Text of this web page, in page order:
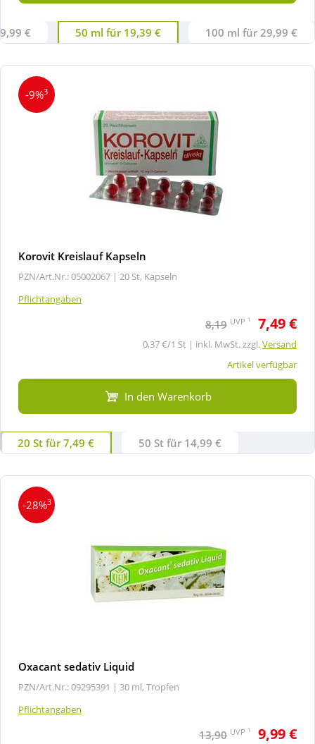
€ 50 ml für 19,39 € 100 ml für 29,99 €
-9%3
Korovit Kreislauf Kapseln
PZN/Art.Nr.: 05002067 | 20 St, Kapseln
Pflichtangaben
8,19 UVP 1 7,49 €
0,37 €/1 St | inkl. MwSt. zzgl.Versand
Artikel verfügbar
In den Warenkorb
20 St für 7,49 € 50 St für 14,99 €
-28%3
Oxacant sedativ Liquid
PZN/Art.Nr.: 09295391 | 30 ml, Tropfen
Pflichtangaben
13,90 UVP 1 9,99 €